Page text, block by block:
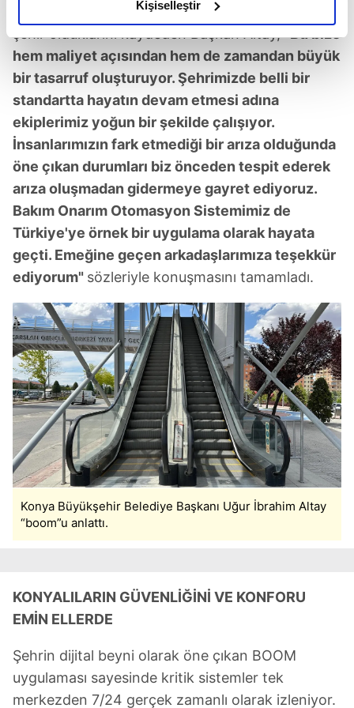
olduğunu ve sizlere en iyi içerikleri sunabilmek adına
elimizden gelen çabayı gösterdiğimizi ve bu noktada,
reklamların maliyetlerimizi karşılamak noktasında tek gelir
kalemimiz olduğunu sizlere hatırlatmak isteriz.
Her halükârda, kullanıcılar, bu çerezlere izin vermedikleri
takdirde, kullanıcılara hedefli reklamlar
gösterilmeyecektir."
Sizlere daha iyi bir hizmet sunabilmek için İnternet
Sitemizde kendimize ve üçüncü kişilere ait çerezler
kullanılmaktadır. Bu çerezler vasıtasıyla çeşitli kişisel
verileriniz işlenmekte olup gerekli olan çerezler bilgi
toplumu hizmetlerinin sunulması amacıyla
kullanılmaktadır. Diğer çerezler, sitemizin daha işlevsel
kılınması ve kişiselleştirilmesi ve sizlere yönelik
reklam/pazarlama faaliyetlerinin yapılması, amaçlarıyla
sınırlı olarak açık rızanız dahilinde kullanılacaktır.
Çerezlere ilişkin tercihlerinizi aşağıda yer alan panel
vasıtasıyla belirleyebilirsiniz. Çerezlere ilişkin detaylı bilgi
için Ayarlar butonuna tıklayabilir,Çerez Bilgilendirme
Metnimiziziyaret edebilirsiniz.
6698 sayılı Kişisel Verilerin Korunması Kanunu uyarınca
hazırlanmış Aydınlatma Metnimizi okumak ve sitemizde
ilgili mevzuata uygun olarak kullanılan çerezlerle ilgili bilgi
almak için lütfen
tıklayınız.
Kişiselleştir
yaygınlaştırmaya çalıştıklarını, bu konuda lider bir
şehir olduklarını kaydeden Başkan Altay,"Bu bize
hem maliyet açısından hem de zamandan büyük
bir tasarruf oluşturuyor. Şehrimizde belli bir
standartta hayatın devam etmesi adına
ekiplerimiz yoğun bir şekilde çalışıyor.
İnsanlarımızın fark etmediği bir arıza olduğunda
öne çıkan durumları biz önceden tespit ederek
arıza oluşmadan gidermeye gayret ediyoruz.
Bakım Onarım Otomasyon Sistemimiz de
Türkiye'ye örnek bir uygulama olarak hayata
geçti. Emeğine geçen arkadaşlarımıza teşekkür
ediyorum" sözleriyle konuşmasını tamamladı.
Konya Büyükşehir Belediye Başkanı Uğur İbrahim Altay
“boom”u anlattı.
KONYALILARIN GÜVENLİĞİNİ VE KONFORU
EMİN ELLERDE
Şehrin dijital beyni olarak öne çıkan BOOM
uygulaması sayesinde kritik sistemler tek
merkezden 7/24 gerçek zamanlı olarak izleniyor.